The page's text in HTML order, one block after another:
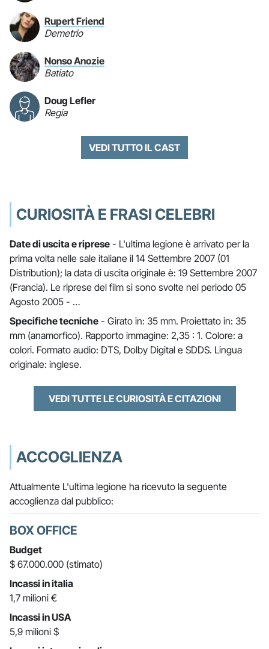
Rupert Friend
Demetrio
Nonso Anozie
Batiato
Doug Lefler
Regia
VEDI TUTTO IL CAST
CURIOSITÀ E FRASI CELEBRI
Date di uscita e riprese - L'ultima legione è arrivato per la
prima volta nelle sale italiane il 14 Settembre 2007 (01
Distribution); la data di uscita originale è: 19 Settembre 2007
(Francia). Le riprese del film si sono svolte nel periodo 05
Agosto 2005 - …
Specifiche tecniche - Girato in: 35 mm. Proiettato in: 35
mm (anamorfico). Rapporto immagine: 2,35 : 1. Colore: a
colori. Formato audio: DTS, Dolby Digital e SDDS. Lingua
originale: inglese.
VEDI TUTTE LE CURIOSITÀ E CITAZIONI
ACCOGLIENZA
Attualmente L'ultima legione ha ricevuto la seguente
accoglienza dal pubblico:
BOX OFFICE
Budget
$ 67.000.000 (stimato)
Incassi in italia
1,7 milioni €
Incassi in USA
5,9 milioni $